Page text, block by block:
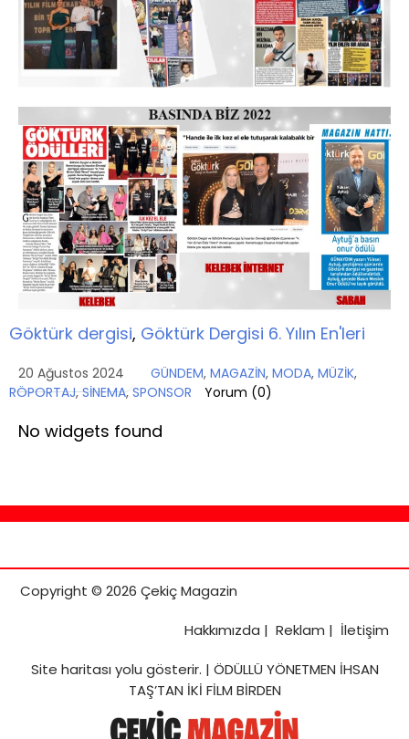
Göktürk dergisi, Göktürk Dergisi 6. Yılın En'leri
20 Ağustos 2024 GÜNDEM, MAGAZİN, MODA, MÜZİK,
RÖPORTAJ,SİNEMA,SPONSOR Yorum (0)
No widgets found
Copyright © 2026 Çekiç Magazin
Hakkımızda | Reklam | İletişim
Site haritasıyolu gösterir. | ÖDÜLLÜ YÖNETMEN İHSAN
TAŞ’TAN İKİ FİLM BİRDEN